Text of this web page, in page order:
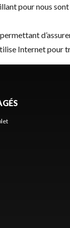
pour nous
Internet pour